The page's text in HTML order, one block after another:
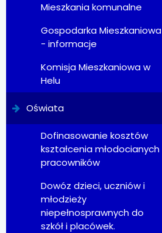
Mieszkania komunalne
Gospodarka Mieszkaniowa
- informacje
Komisja Mieszkaniowa w
Helu
Oświata
Dofinasowanie kosztów
kształcenia młodocianych
pracowników
Dowóz dzieci, uczniów i
młodzieży
niepełnosprawnych do
szkół i placówek.